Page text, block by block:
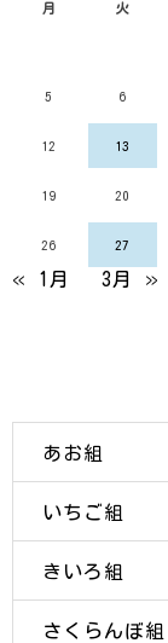
月 火
5 6
12 13
19 20
26 27
« 1月 3月 »
あお組
いちご組
きいろ組
さくらんぼ組